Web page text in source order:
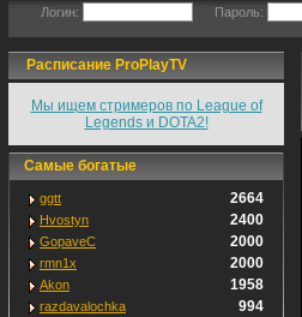
Логин: Пароль:
Расписание ProPlayTV
Мы ищем стримеров по League of
Legends и DOTA2!
Самые богатые
ggtt 2664
Hvostyn 2400
GopaveC 2000
rmn1x 2000
Akon 1958
razdavalochka 994